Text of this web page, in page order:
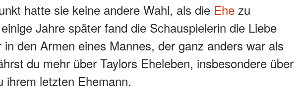
hatte sie keine andere Wahl, als die Ehe zu
Jahre später fand die Schauspielerin die Liebe
in den Armen eines Mannes, der ganz anders war als
du mehr über Taylors Eheleben, insbesondere über
ihrem letzten Ehemann.